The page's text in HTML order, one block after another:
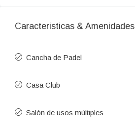
Caracteristicas & Amenidades
Cancha de Padel
Casa Club
Salón de usos múltiples